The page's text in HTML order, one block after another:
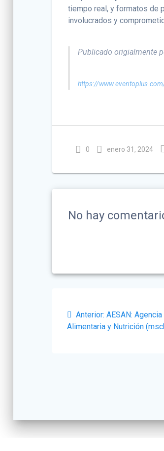
tiempo real, y formatos de
involucrados y
Publicado origialmente
https://
0 enero 31, 2024
No hay
deAnterior: Post
anterior:
AESAN:
Alimentaria y Nutrición